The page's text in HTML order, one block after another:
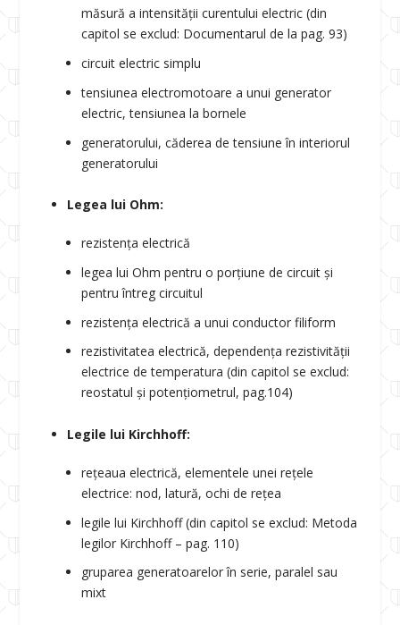
măsură a intensității curentului electric (din
capitol se exclud: Documentarul de la pag. 93)
circuit electric simplu
tensiunea electromotoare a unui generator
electric, tensiunea la bornele
generatorului, căderea de tensiune în interiorul
generatorului
Legea lui Ohm:
rezistența electrică
legea lui Ohm pentru o porțiune de circuit și
pentru întreg circuitul
rezistența electrică a unui conductor filiform
rezistivitatea electrică, dependența rezistivității
electrice de temperatura (din capitol se exclud:
reostatul și potențiometrul, pag.104)
Legile lui Kirchhoff:
rețeaua electrică, elementele unei rețele
electrice: nod, latură, ochi de rețea
legile lui Kirchhoff (din capitol se exclud: Metoda
legilor Kirchhoff – pag. 110)
gruparea generatoarelor în serie, paralel sau
mixt